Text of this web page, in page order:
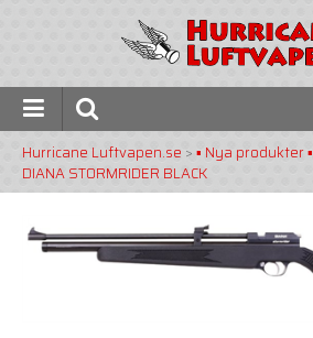
Hurricane Luftvapen.se >▪️ Nya produkter ▪️
DIANA STORMRIDER BLACK